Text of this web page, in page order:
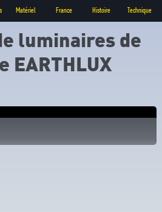
Matériel France Histoire Technique
luminaires de
EARTHLUX